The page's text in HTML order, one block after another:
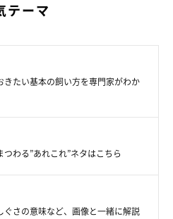
ね。
テーマ
たい基本の飼い方を専門家がわか
わる”あれこれ”ネタはこちら
さの意味など、画像と一緒に解説